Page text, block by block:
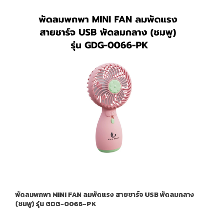
พัดลมพกพา MINI FAN ลมพัดแรง สายชาร์จ USB พัดลมกลาง
(ชมพู) รุ่น GDG-0066-PK